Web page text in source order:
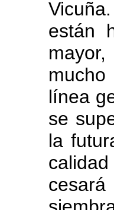
están
línea
se
la
cesará